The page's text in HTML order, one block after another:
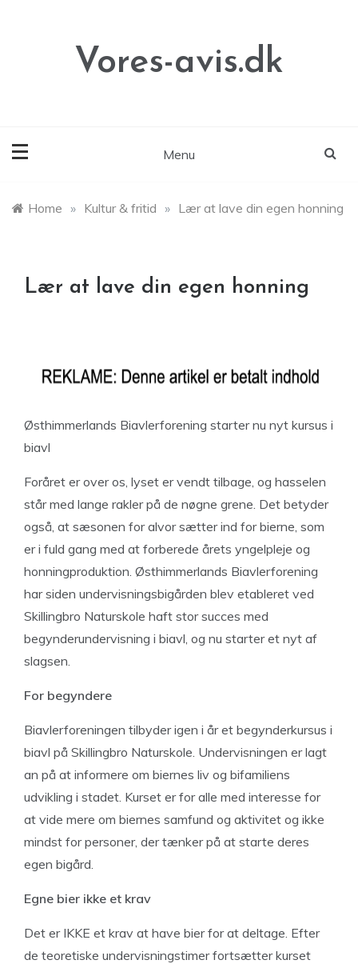
Vores-avis.dk
Menu
Home » Kultur & fritid » Lær at lave din egen honning
Lær at lave din egen honning
Østhimmerlands Biavlerforening starter nu nyt kursus i
biavl
Foråret er over os, lyset er vendt tilbage, og hasselen
står med lange rakler på de nøgne grene. Det betyder
også, at sæsonen for alvor sætter ind for bierne, som
er i fuld gang med at forberede årets yngelpleje og
honningproduktion. Østhimmerlands Biavlerforening
har siden undervisningsbigården blev etableret ved
Skillingbro Naturskole haft stor succes med
begynderundervisning i biavl, og nu starter et nyt af
slagsen.
For begyndere
Biavlerforeningen tilbyder igen i år et begynderkursus i
biavl på Skillingbro Naturskole. Undervisningen er lagt
an på at informere om biernes liv og bifamiliens
udvikling i stadet. Kurset er for alle med interesse for
at vide mere om biernes samfund og aktivitet og ikke
mindst for personer, der tænker på at starte deres
egen bigård.
Egne bier ikke et krav
Det er IKKE et krav at have bier for at deltage. Efter
de teoretiske undervisningstimer fortsætter kurset